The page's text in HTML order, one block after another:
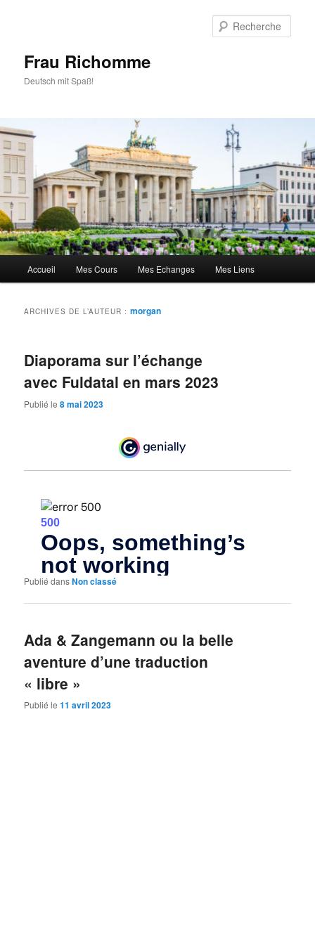
Frau Richomme
Deutsch mit Spaß!
Accueil Mes Cours Mes Echanges Mes Liens
ARCHIVES DE L’AUTEUR :morgan
Diaporama sur l’échange
avec Fuldatal en mars 2023
Publié le8 mai 2023
Publié dansNon classé
Ada & Zangemann ou la belle
aventure d’une traduction
« libre »
Publié le11 avril 2023